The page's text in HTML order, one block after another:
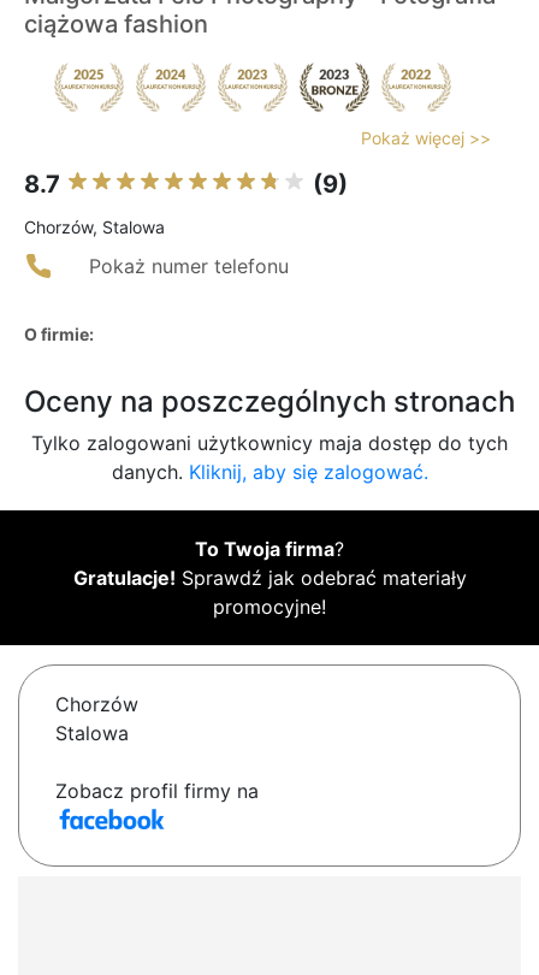
ciążowa fashion
Pokaż więcej >>
8.7 (9)
Chorzów, Stalowa
Pokaż numer telefonu
O firmie:
Oceny na poszczególnych stronach
Tylko zalogowani użytkownicy maja dostęp do tych
danych. Kliknij, aby się zalogować.
To Twoja firma?
Gratulacje! Sprawdź jak odebrać materiały
promocyjne!
Chorzów
Stalowa
Zobacz profil firmy na